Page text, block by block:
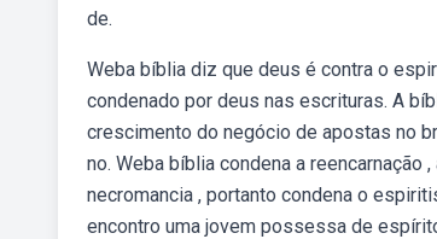
de.
Weba bíblia diz que deus é contra o
condenado por deus nas escrituras. A
crescimento do negócio de apostas no
no. Weba bíblia condena a
necromancia , portanto condena o
encontro uma jovem possessa de